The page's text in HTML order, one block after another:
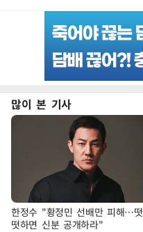
많이 본 기사
한정수 "황정민 선배만 피해…떳
떳하면 신분 공개하라"